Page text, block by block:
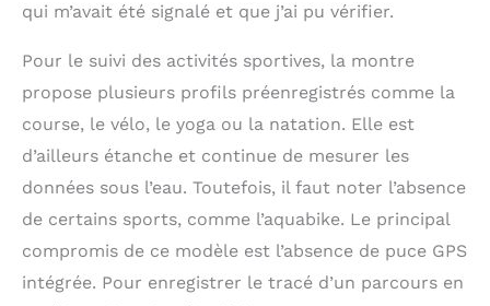
qui m’avait été signalé et que j’ai pu vérifier.
Pour le suivi des activités sportives, la montre
propose plusieurs profils préenregistrés comme la
course, le vélo, le yoga ou la natation. Elle est
d’ailleurs étanche et continue de mesurer les
données sous l’eau. Toutefois, il faut noter l’absence
de certains sports, comme l’aquabike. Le principal
compromis de ce modèle est l’absence de puce GPS
intégrée. Pour enregistrer le tracé d’un parcours en